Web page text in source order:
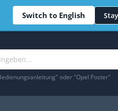
Switch to English
oder "Opel Poster"